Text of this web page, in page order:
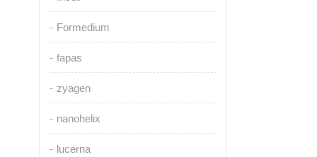
Formedium
fapas
zyagen
nanohelix
lucerna